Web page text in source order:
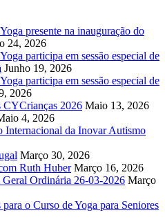
presente na inauguração do
24, 2026
participa em sessão especial de
Junho 19, 2026
participa em sessão especial de
2026
CYCrianças 2026 Maio 13, 2026
4, 2026
Internacional da Inovar Autismo
Março 30, 2026
Ruth Huber Março 16, 2026
Ordinária 26-03-2026 Março
o Curso de Yoga para Seniores